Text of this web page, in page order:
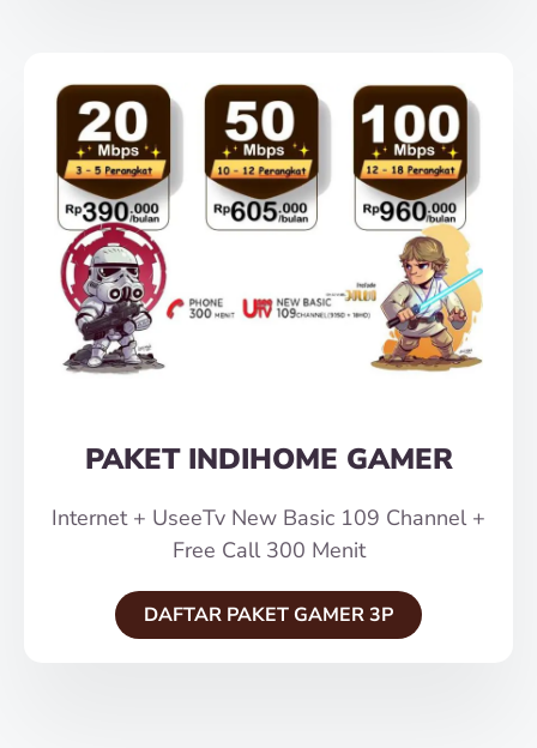
PAKET INDIHOME GAMER
Internet + UseeTv New Basic 109 Channel +
Free Call 300 Menit
DAFTAR PAKET GAMER 3P